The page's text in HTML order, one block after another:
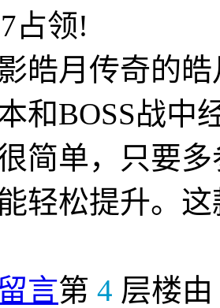
占领!
皓月传奇的
和BOSS战中
简单，只要
轻松提升。
言第 4 层楼由